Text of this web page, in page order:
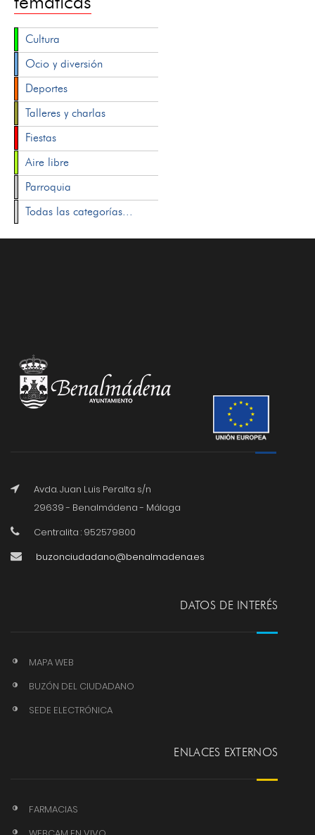
Cultura
Ocio y diversión
Deportes
Talleres y charlas
Fiestas
Aire libre
Parroquia
Todas las categorías...
Avda. Juan Luis Peralta s/n
29639 - Benalmádena - Málaga
Centralita : 952579800
buzonciudadano@benalmadena.es
DATOS DE INTERÉS
MAPA WEB
BUZÓN DEL CIUDADANO
SEDE ELECTRÓNICA
ENLACES EXTERNOS
FARMACIAS